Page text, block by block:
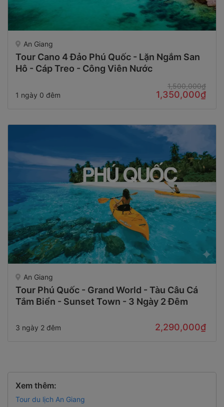
An Giang
Tour Cano 4 Đảo Phú Quốc - Lặn Ngắm San
Hô - Cáp Treo - Công Viên Nước
1 ngày 0 đêm
1,500,000₫
1,350,000₫
An Giang
Tour Phú Quốc - Grand World - Tàu Câu Cá
Tắm Biển - Sunset Town - 3 Ngày 2 Đêm
3 ngày 2 đêm 2,290,000₫
Xem thêm:
Tour du lịch An Giang